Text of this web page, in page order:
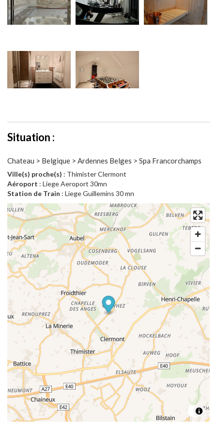
Situation :
Chateau > Belgique > Ardennes Belges > Spa Francorchamps
Ville(s) proche(s) : Thimister Clermont
Aéroport : Liege Aeroport 30mn
Station de Train : Liege Guillemins 30 mn